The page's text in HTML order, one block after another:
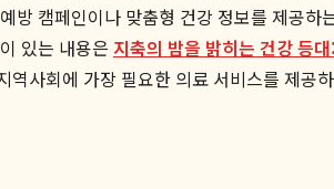
방 캠페인이나 맞춤형 건강 정보를 제공
있는 내용은 지축의 밤을 밝히는 건강 등
역사회에 가장 필요한 의료 서비스를 제공